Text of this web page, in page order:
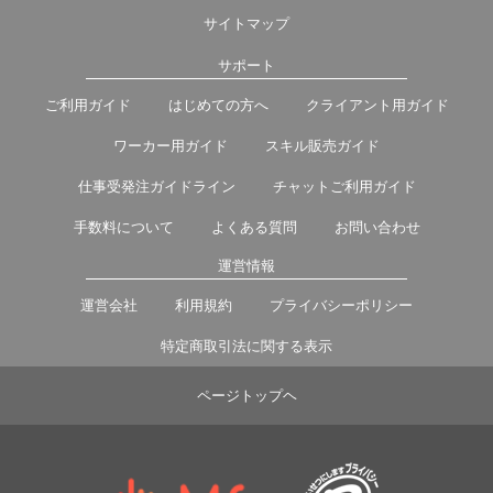
サイトマップ
サポート
ご利用ガイド はじめての方へ クライアント用ガイド
ワーカー用ガイド スキル販売ガイド
仕事受発注ガイドライン チャットご利用ガイド
手数料について よくある質問 お問い合わせ
運営情報
運営会社 利用規約 プライバシーポリシー
特定商取引法に関する表示
ページトップヘ